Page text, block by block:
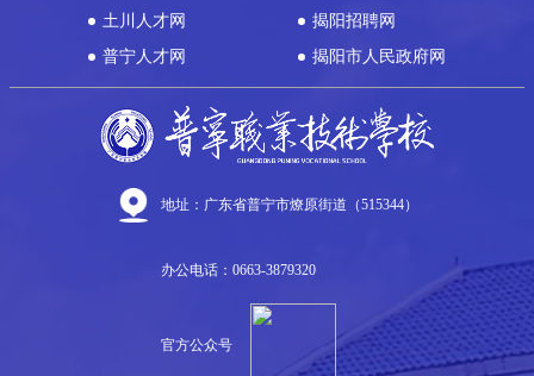
土川人才网
揭阳招聘网
普宁人才网
揭阳市人民政府网
地址：广东省普宁市燎原街道（515344）
办公电话：0663-3879320
官方公众号